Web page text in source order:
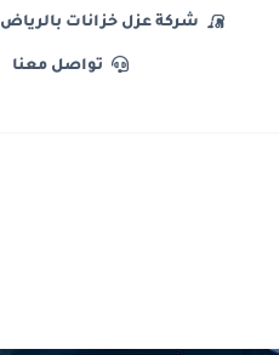
شركة عزل خزانات بالرياض
تواصل معنا